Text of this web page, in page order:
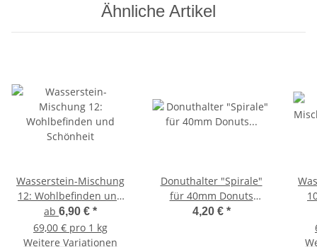
Ähnliche Artikel
Wasserstein-Mischung
12: Wohlbefinden und
Schönheit
ab 6,90 € *
69,00 € pro 1 kg
Weitere Variationen
Donuthalter "Spirale"
für 40mm Donuts
versilbert
4,20 € *